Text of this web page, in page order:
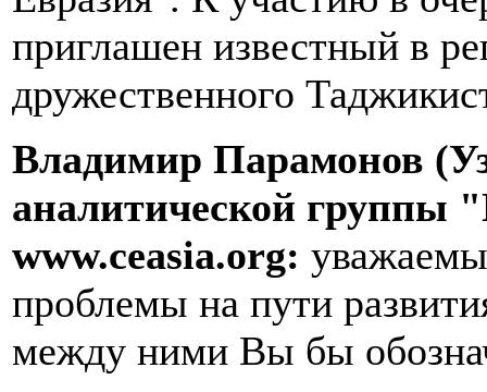
приглашен известный в
дружественного
Владимир Парамонов
аналитической группы
www.ceasia.org:
проблемы на пути
между ними Вы бы